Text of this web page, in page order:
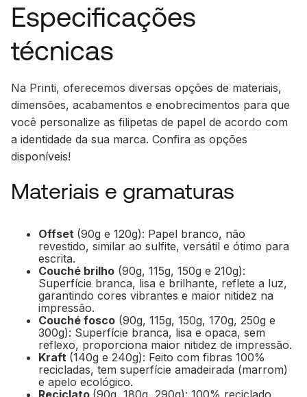
Especificações
técnicas
Na Printi, oferecemos diversas opções de materiais,
dimensões, acabamentos e enobrecimentos para que
você personalize as filipetas de papel de acordo com
a identidade da sua marca. Confira as opções
disponíveis!
Materiais e gramaturas
Offset (90g e 120g): Papel branco, não
revestido, similar ao sulfite, versátil e ótimo para
escrita.
Couché brilho (90g, 115g, 150g e 210g):
Superfície branca, lisa e brilhante, reflete a luz,
garantindo cores vibrantes e maior nitidez na
impressão.
Couché fosco (90g, 115g, 150g, 170g, 250g e
300g): Superfície branca, lisa e opaca, sem
reflexo, proporciona maior nitidez de impressão.
Kraft (140g e 240g): Feito com fibras 100%
recicladas, tem superfície amadeirada (marrom)
e apelo ecológico.
Reciclato (90g, 180g, 290g): 100% reciclado,